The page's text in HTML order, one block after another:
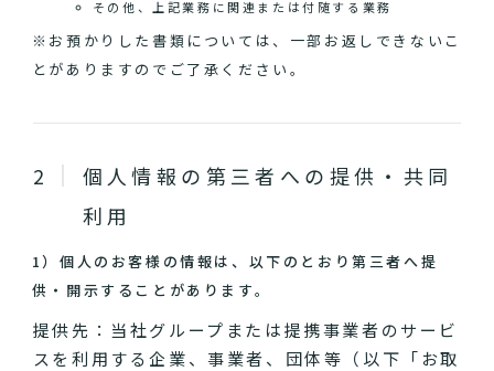
その他、上記業務に関連または付随する業務
※お預かりした書類については、一部お返しできないこ
とがありますのでご了承ください。
個人情報の第三者への提供・共同
利用
1）個人のお客様の情報は、以下のとおり第三者へ提
供・開示することがあります。
提供先：当社グループまたは提携事業者のサービ
スを利用する企業、事業者、団体等（以下「お取